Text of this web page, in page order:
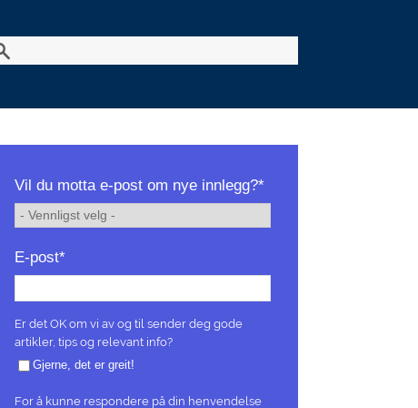
Vil du motta e-post om nye innlegg?*
E-post*
Er det OK om vi av og til sender deg gode
artikler, tips og relevant info?
Gjerne, det er greit!
For å kunne respondere på din henvendelse